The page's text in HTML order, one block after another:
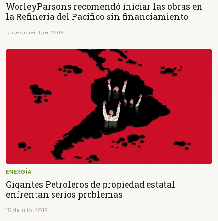
WorleyParsons recomendó iniciar las obras en
la Refinería del Pacífico sin financiamiento
17 de diciembre, 2019
ENERGÍA
Gigantes Petroleros de propiedad estatal
enfrentan serios problemas
15 de julio, 2019